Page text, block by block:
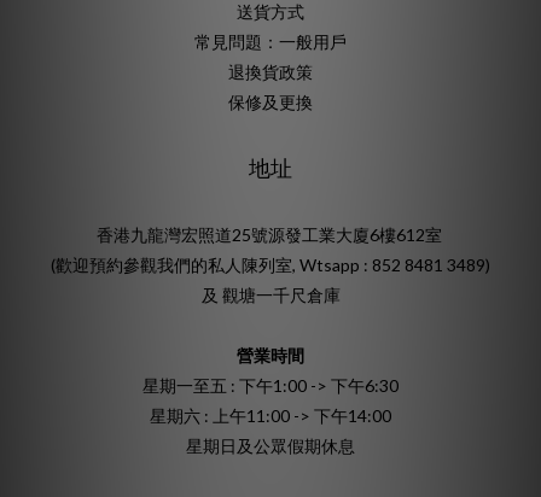
送貨方式
常見問題：一般用戶
退換貨政策
保修及更換
地址
香港九龍灣宏照道25號源發工業大廈6樓612室
(歡迎預約參觀我們的私人陳列室, Wtsapp : 852 8481 3489)
及 觀塘一千尺倉庫
營業時間
星期一至五 : 下午1:00 -> 下午6:30
星期六 : 上午11:00 -> 下午14:00
星期日及公眾假期休息